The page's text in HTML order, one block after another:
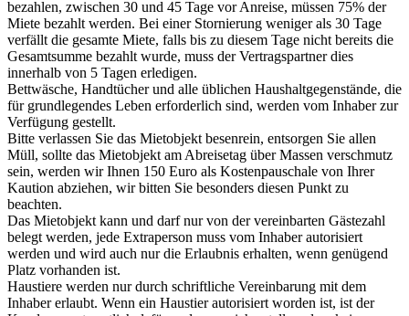
bezahlen, zwischen 30 und 45 Tage vor Anreise, müssen 75% der
Miete bezahlt werden. Bei einer Stornierung weniger als 30 Tage
verfällt die gesamte Miete, falls bis zu diesem Tage nicht bereits die
Gesamtsumme bezahlt wurde, muss der Vertragspartner dies
innerhalb von 5 Tagen erledigen.
Bettwäsche, Handtücher und alle üblichen Haushaltgegenstände, die
für grundlegendes Leben erforderlich sind, werden vom Inhaber zur
Verfügung gestellt.
Bitte verlassen Sie das Mietobjekt besenrein, entsorgen Sie allen
Müll, sollte das Mietobjekt am Abreisetag über Massen verschmutz
sein, werden wir Ihnen 150 Euro als Kostenpauschale von Ihrer
Kaution abziehen, wir bitten Sie besonders diesen Punkt zu
beachten.
Das Mietobjekt kann und darf nur von der vereinbarten Gästezahl
belegt werden, jede Extraperson muss vom Inhaber autorisiert
werden und wird auch nur die Erlaubnis erhalten, wenn genügend
Platz vorhanden ist.
Haustiere werden nur durch schriftliche Vereinbarung mit dem
Inhaber erlaubt. Wenn ein Haustier autorisiert worden ist, ist der